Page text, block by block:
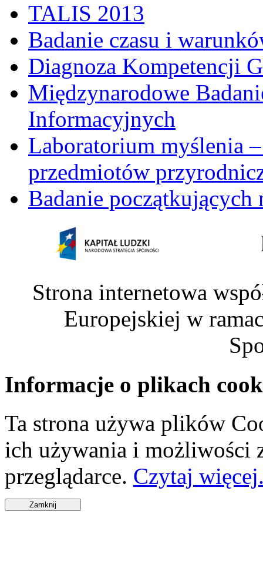
TALIS 2013
Badanie czasu i
Diagnoza Kompetencji
Międzynarodowe
Informacyjnych
Laboratorium myślenia
przedmiotów
Badanie początkujących
Strona internetowa
Europejskiej w
Informacje o plikach
Ta strona używa plików
ich używania i możliwości
przeglądarce. Czytaj